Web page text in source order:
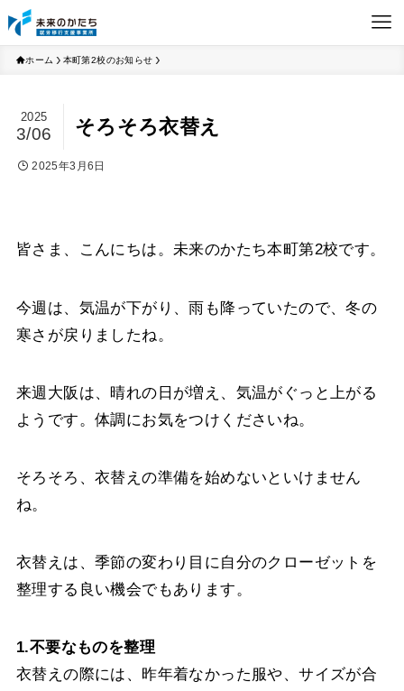
ホーム 本町第2校のお知らせ
そろそろ衣替え
2025
3/06
2025年3月6日
皆さま、こんにちは。未来のかたち本町第2校です。
今週は、気温が下がり、雨も降っていたので、冬の
寒さが戻りましたね。
来週大阪は、晴れの日が増え、気温がぐっと上がる
ようです。体調にお気をつけくださいね。
そろそろ、衣替えの準備を始めないといけません
ね。
衣替えは、季節の変わり目に自分のクローゼットを
整理する良い機会でもあります。
1.不要なものを整理
衣替えの際には、昨年着なかった服や、サイズが合